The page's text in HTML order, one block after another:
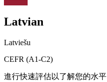
Latvian
Latviešu
CEFR (A1-C2)
進行快速評估以了解您的水平